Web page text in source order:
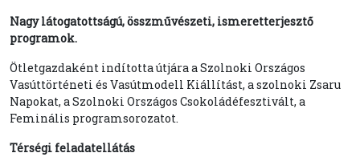
Nagy látogatottságú, összművészeti, ismeretterjesztő
programok.
Ötletgazdaként indította útjára a Szolnoki Országos
Vasúttörténeti és Vasútmodell Kiállítást, a szolnoki Zsaru
Napokat, a Szolnoki Országos Csokoládéfesztivált, a
Feminális programsorozatot.
Térségi feladatellátás